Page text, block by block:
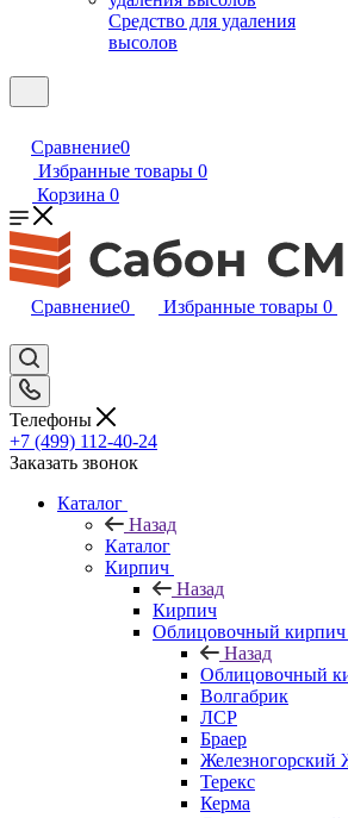
Средство для удаления
высолов
Сравнение0
Избранные товары 0
Корзина 0
Сравнение0 Избранные товары 0
Телефоны
+7 (499) 112-40-24
Заказать звонок
Каталог
Назад
Каталог
Кирпич
Назад
Кирпич
Облицовочный кирпич
Назад
Облицовочный
Волгабрик
ЛСР
Браер
Железногорский
Терекс
Керма